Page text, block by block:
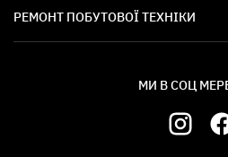
РЕМОНТ ПОБУТОВОЇ ТЕХНІКИ
МИ В СОЦ